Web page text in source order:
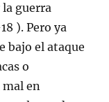
la guerra
). Pero ya
bajo el ataque
o
en